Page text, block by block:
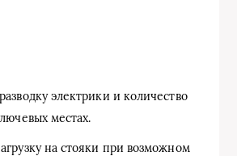
электрики и количество
местах.
на стояки при возможном